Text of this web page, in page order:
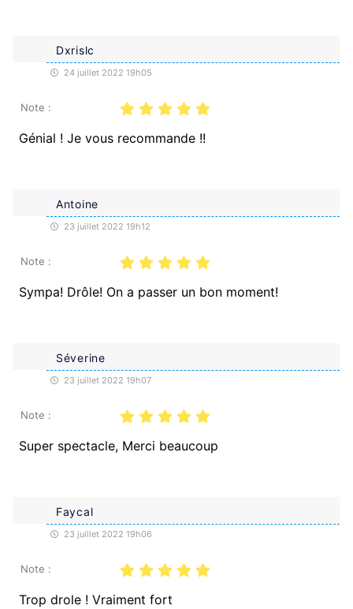
Dxrislc
24 juillet 2022 19h05
Note :
Génial ! Je vous recommande !!
Antoine
23 juillet 2022 19h12
Note :
Sympa! Drôle! On a passer un bon moment!
Séverine
23 juillet 2022 19h07
Note :
Super spectacle, Merci beaucoup
Faycal
23 juillet 2022 19h06
Note :
Trop drole ! Vraiment fort